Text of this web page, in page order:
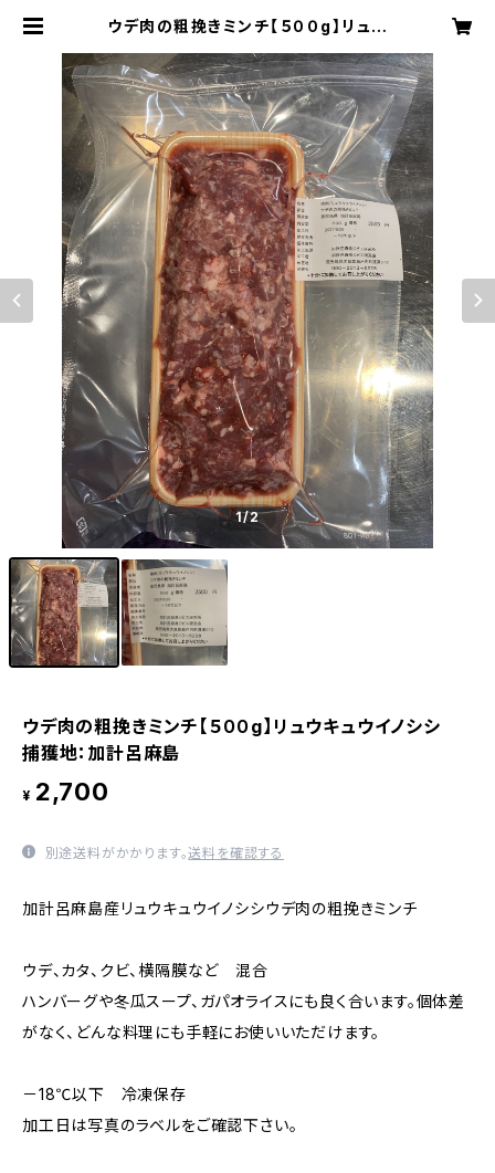
ウデ肉の粗挽きミンチ【５００g】リュウ
| 加計呂麻島ジビエ研究会
1/2
ウデ肉の粗挽きミンチ【５００g】リュウキュウイノシシ
捕獲地：加計呂麻島
¥ 2,700
別途送料がかかります。送料を確認する
加計呂麻島産リュウキュウイノシシウデ肉の粗挽きミンチ
ウデ、カタ、クビ、横隔膜など 混合
ハンバーグや冬瓜スープ、ガパオライスにも良く合います。個体差
がなく、どんな料理にも手軽にお使いいただけます。
－18℃以下 冷凍保存
加工日は写真のラベルをご確認下さい。